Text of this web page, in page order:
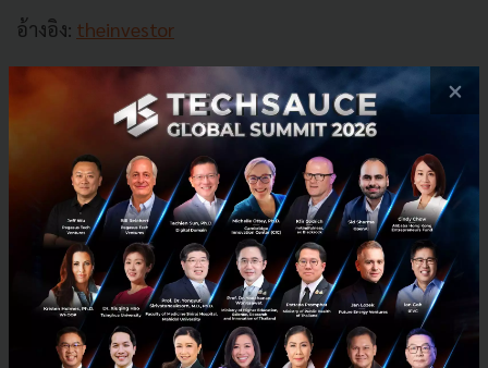
อ้างอิง: theinvestor
vietnam เวียดนาม data-center
No comment
×